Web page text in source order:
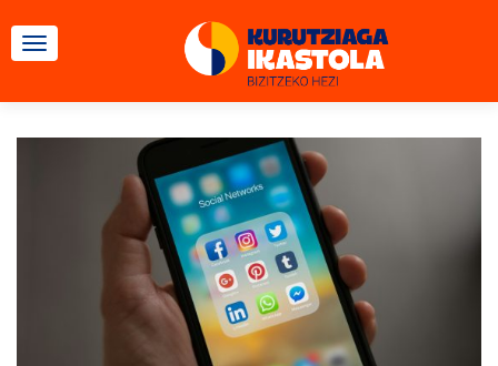
CAMBIAR NAVEGACIÓN